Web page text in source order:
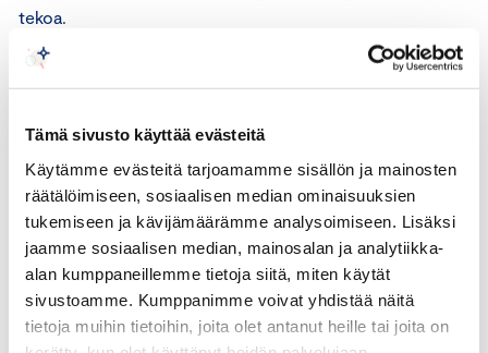
Tämä sivusto käyttää evästeitä
Käytämme evästeitä tarjoamamme sisällön ja mainosten
räätälöimiseen, sosiaalisen median ominaisuuksien
tukemiseen ja kävijämäärämme analysoimiseen. Lisäksi
jaamme sosiaalisen median, mainosalan ja analytiikka-
alan kumppaneillemme tietoja siitä, miten käytät
sivustoamme. Kumppanimme voivat yhdistää näitä
tietoja muihin tietoihin, joita olet antanut heille tai joita on
tekoa.
Vastuullisuuslautakunta painotti finalistien tekojen
yhdistää eri vastuullisuusalueita uudella tavalla.
täyttivät nämä vastuullisuuslautakunnan asettamat
kriteerit.
”Usealla yrityksellä teot liittyivät ilmastonmuutoksen
torjuntaan ja esimerkiksi uusiutuvan energian
käyttöönottoon omassa toiminnassa. Teot olivat